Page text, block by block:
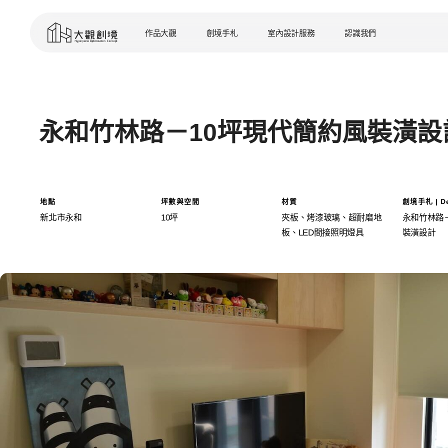
作品大觀
住宅設計 商業空間設計 辦
創境手札 室內設計服務
裝修之前 費
認識我們
品牌理念 媒
永和竹林路－10坪現代簡約風裝潢
地點
新北市永和
坪數與空間
10坪
材質
夾板、烤漆玻璃、超耐磨地
板、LED間接照明燈具
創境手札 |
永和竹林路
裝潢設計